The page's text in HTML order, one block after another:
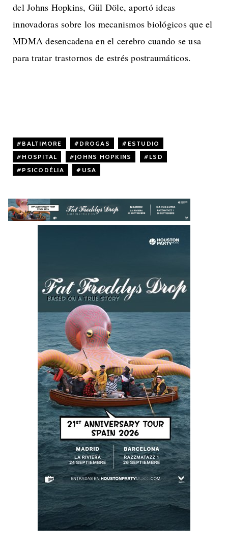
del Johns Hopkins, Gül Döle, aportó ideas
innovadoras sobre los mecanismos biológicos que el
MDMA desencadena en el cerebro cuando se usa
para tratar trastornos de estrés postraumáticos.
BALTIMORE DROGAS ESTUDIO
HOSPITAL
JOHNS HOPKINS LSD
PSICODÉLIA
USA